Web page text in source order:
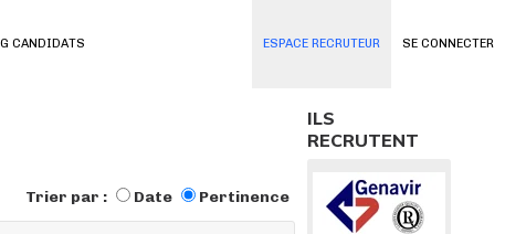
SE CONNECTER
CANDIDATS ESPACE RECRUTEUR
Trier par : Date Pertinence
ILS
RECRUTENT